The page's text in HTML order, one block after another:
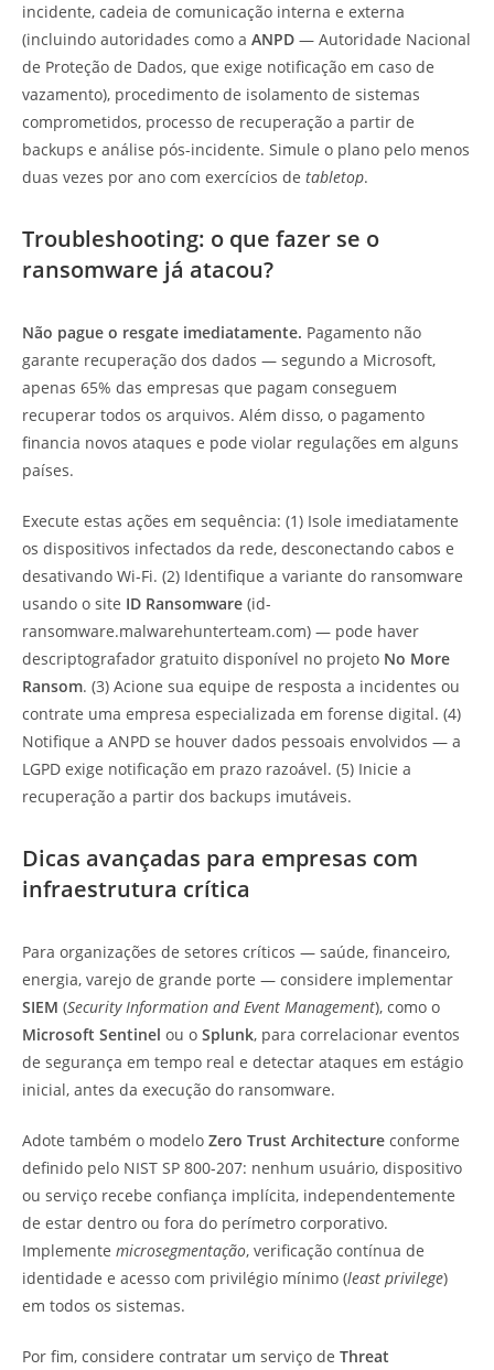
incidente, cadeia de comunicação interna e externa
(incluindo autoridades como a ANPD — Autoridade Nacional
de Proteção de Dados, que exige notificação em caso de
vazamento), procedimento de isolamento de sistemas
comprometidos, processo de recuperação a partir de
backups e análise pós-incidente. Simule o plano pelo menos
duas vezes por ano com exercícios de tabletop.
Troubleshooting: o que fazer se o
ransomware já atacou?
Não pague o resgate imediatamente. Pagamento não
garante recuperação dos dados — segundo a Microsoft,
apenas 65% das empresas que pagam conseguem
recuperar todos os arquivos. Além disso, o pagamento
financia novos ataques e pode violar regulações em alguns
países.
Execute estas ações em sequência: (1) Isole imediatamente
os dispositivos infectados da rede, desconectando cabos e
desativando Wi-Fi. (2) Identifique a variante do ransomware
usando o site ID Ransomware (id-
ransomware.malwarehunterteam.com) — pode haver
descriptografador gratuito disponível no projeto No More
Ransom. (3) Acione sua equipe de resposta a incidentes ou
contrate uma empresa especializada em forense digital. (4)
Notifique a ANPD se houver dados pessoais envolvidos — a
LGPD exige notificação em prazo razoável. (5) Inicie a
recuperação a partir dos backups imutáveis.
Dicas avançadas para empresas com
infraestrutura crítica
Para organizações de setores críticos — saúde, financeiro,
energia, varejo de grande porte — considere implementar
SIEM (Security Information and Event Management), como o
Microsoft Sentinel ou o Splunk, para correlacionar eventos
de segurança em tempo real e detectar ataques em estágio
inicial, antes da execução do ransomware.
Adote também o modelo Zero Trust Architecture conforme
definido pelo NIST SP 800-207: nenhum usuário, dispositivo
ou serviço recebe confiança implícita, independentemente
de estar dentro ou fora do perímetro corporativo.
Implemente microsegmentação, verificação contínua de
identidade e acesso com privilégio mínimo (least privilege)
em todos os sistemas.
Por fim, considere contratar um serviço de Threat